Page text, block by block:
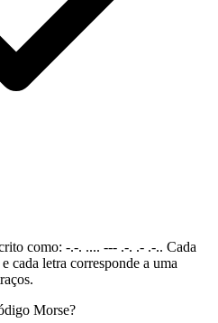
como: -.-. .... --- .-. .- .-.. Cada
cada letra corresponde a uma
Morse?